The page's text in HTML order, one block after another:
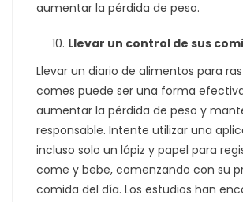
aumentar la pérdida de peso.
Llevar un control de sus
Llevar un diario de alimentos para
comes puede ser una forma
aumentar la pérdida de peso y
responsable. Intente utilizar una
incluso solo un lápiz y papel para
come y bebe, comenzando con su
comida del día. Los estudios han